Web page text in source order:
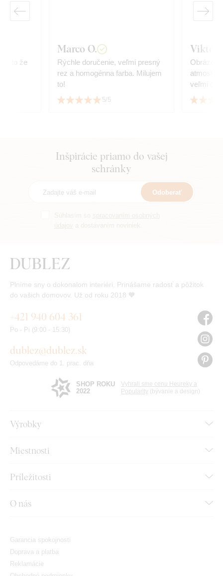
a to že
Marco O.
Rýchle doručenie, veľmi presný
rez a homogénna farba. Milujem
to!
5/5
Obrázok
veľmi
službami.
Inšpirácie priamo do vašej
schránky
Odoberať
Plníme sny o dokonalom interiéri. Prinášame radosť a pôžitok
do vašich domovov. Už od roku 2018 🧡
Výrobky
Miestnosti
Príležitosti
O nás
+421 940 604 361
Po - Pi (9:00 - 15:30)
dublez@dublez.sk
Odpovedáme do 1. prac. dňa
SHOP ROKU
2022
Vyhrali sme cenu Heureky a
Popularity (bývanie a design)
Garancia spokojnosti
Doprava a platba
Reklamácie